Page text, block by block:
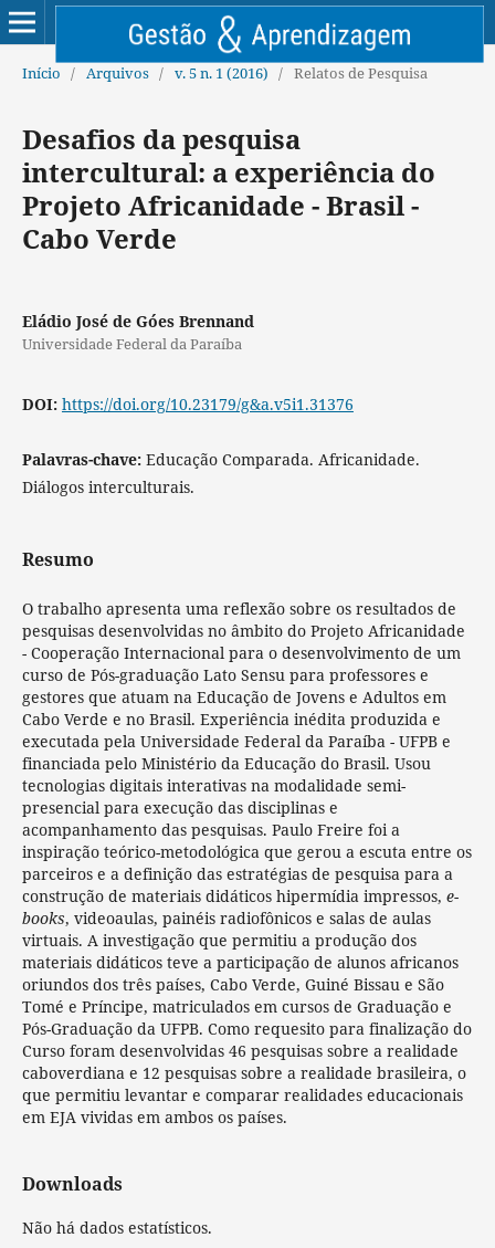
Início / Arquivos / v. 5 n. 1 (2016) / Relatos de Pesquisa
Desafios da pesquisa
intercultural: a experiência do
Projeto Africanidade - Brasil -
Cabo Verde
Eládio José de Góes Brennand
Universidade Federal da Paraíba
DOI: https://doi.org/10.23179/g&a.v5i1.31376
Palavras-chave: Educação Comparada. Africanidade.
Diálogos interculturais.
Resumo
O trabalho apresenta uma reflexão sobre os resultados de
pesquisas desenvolvidas no âmbito do Projeto Africanidade
- Cooperação Internacional para o desenvolvimento de um
curso de Pós-graduação Lato Sensu para professores e
gestores que atuam na Educação de Jovens e Adultos em
Cabo Verde e no Brasil. Experiência inédita produzida e
executada pela Universidade Federal da Paraíba - UFPB e
financiada pelo Ministério da Educação do Brasil. Usou
tecnologias digitais interativas na modalidade semi-
presencial para execução das disciplinas e
acompanhamento das pesquisas. Paulo Freire foi a
inspiração teórico-metodológica que gerou a escuta entre os
parceiros e a definição das estratégias de pesquisa para a
construção de materiais didáticos hipermídia impressos, e-
books, videoaulas, painéis radiofônicos e salas de aulas
virtuais. A investigação que permitiu a produção dos
materiais didáticos teve a participação de alunos africanos
oriundos dos três países, Cabo Verde, Guiné Bissau e São
Tomé e Príncipe, matriculados em cursos de Graduação e
Pós-Graduação da UFPB. Como requesito para finalização do
Curso foram desenvolvidas 46 pesquisas sobre a realidade
caboverdiana e 12 pesquisas sobre a realidade brasileira, o
que permitiu levantar e comparar realidades educacionais
em EJA vividas em ambos os países.
Downloads
Não há dados estatísticos.